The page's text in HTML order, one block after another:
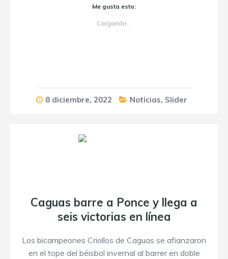
Me gusta esto:
Cargando...
8 diciembre, 2022 Noticias, Slider
Caguas barre a Ponce y llega a
seis victorias en línea
Los bicampeones Criollos de Caguas se afianzaron
en el tope del béisbol invernal al barrer en doble